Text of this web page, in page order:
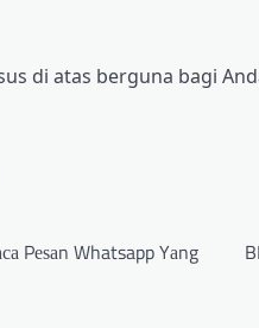
dі аtаѕ berguna bagi
Pеѕаn Whatsapp Yаng